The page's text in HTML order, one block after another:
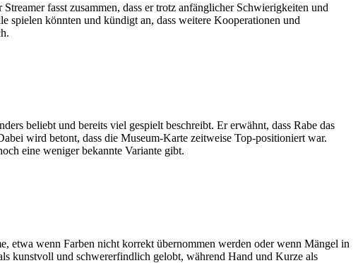
fasst zusammen, dass er trotz anfänglicher Schwierigkeiten und
spielen könnten und kündigt an, dass weitere Kooperationen und
beliebt und bereits viel gespielt beschreibt. Er erwähnt, dass Rabe das
wird betont, dass die Museum-Karte zeitweise Top-positioniert war.
eine weniger bekannte Variante gibt.
etwa wenn Farben nicht korrekt übernommen werden oder wenn Mängel in
kunstvoll und schwererfindlich gelobt, während Hand und Kurze als